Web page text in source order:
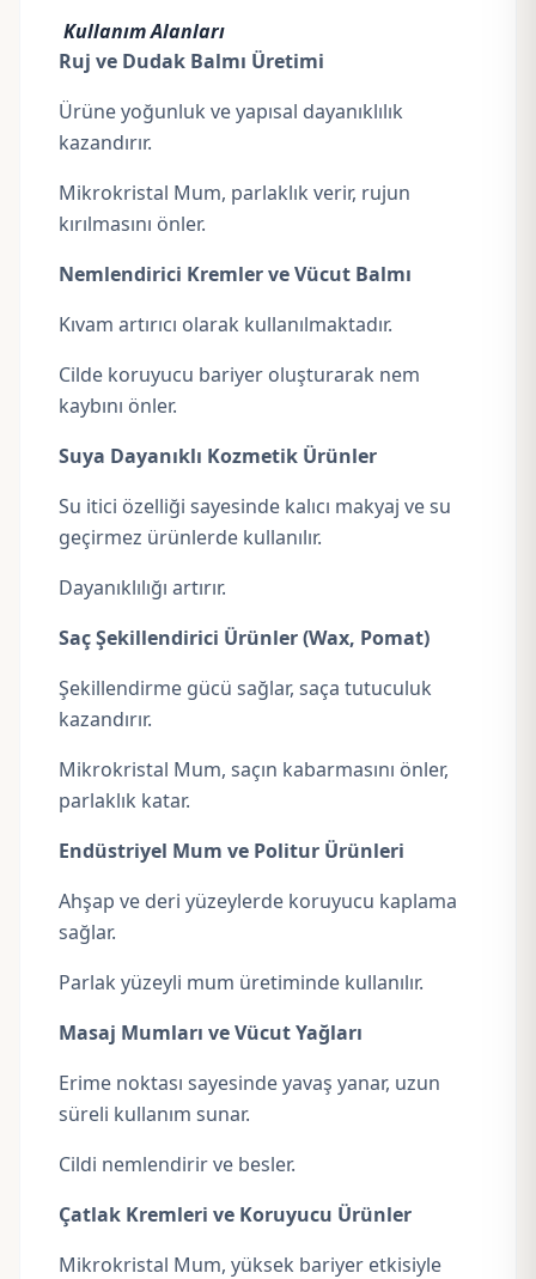
Kullanım Alanları
Ruj ve Dudak Balmı Üretimi
Ürüne yoğunluk ve yapısal dayanıklılık
kazandırır.
Mikrokristal Mum, parlaklık verir, rujun
kırılmasını önler.
Nemlendirici Kremler ve Vücut Balmı
Kıvam artırıcı olarak kullanılmaktadır.
Cilde koruyucu bariyer oluşturarak nem
kaybını önler.
Suya Dayanıklı Kozmetik Ürünler
Su itici özelliği sayesinde kalıcı makyaj ve su
geçirmez ürünlerde kullanılır.
Dayanıklılığı artırır.
Saç Şekillendirici Ürünler (Wax, Pomat)
Şekillendirme gücü sağlar, saça tutuculuk
kazandırır.
Mikrokristal Mum, saçın kabarmasını önler,
parlaklık katar.
Endüstriyel Mum ve Politur Ürünleri
Ahşap ve deri yüzeylerde koruyucu kaplama
sağlar.
Parlak yüzeyli mum üretiminde kullanılır.
Masaj Mumları ve Vücut Yağları
Erime noktası sayesinde yavaş yanar, uzun
süreli kullanım sunar.
Cildi nemlendirir ve besler.
Çatlak Kremleri ve Koruyucu Ürünler
Mikrokristal Mum, yüksek bariyer etkisiyle